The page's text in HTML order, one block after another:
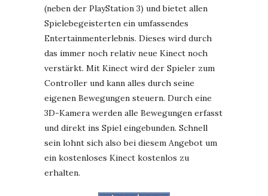
(neben der PlayStation 3) und bietet allen
Spielebegeisterten ein umfassendes
Entertainmenterlebnis. Dieses wird durch
das immer noch relativ neue Kinect noch
verstärkt. Mit Kinect wird der Spieler zum
Controller und kann alles durch seine
eigenen Bewegungen steuern. Durch eine
3D-Kamera werden alle Bewegungen erfasst
und direkt ins Spiel eingebunden. Schnell
sein lohnt sich also bei diesem Angebot um
ein kostenloses Kinect kostenlos zu
erhalten.